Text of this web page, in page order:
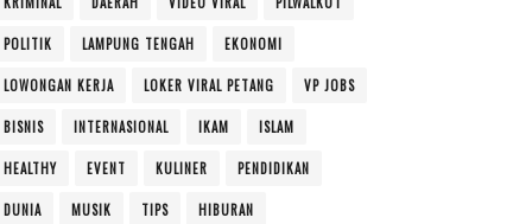
POLITIK LAMPUNG TENGAH EKONOMI
LOWONGAN KERJA LOKER VIRAL PETANG VP JOBS
BISNIS INTERNASIONAL IKAM ISLAM
HEALTHY EVENT KULINER PENDIDIKAN
DUNIA MUSIK TIPS HIBURAN